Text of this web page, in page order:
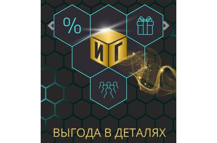
Предыдущий Следующий